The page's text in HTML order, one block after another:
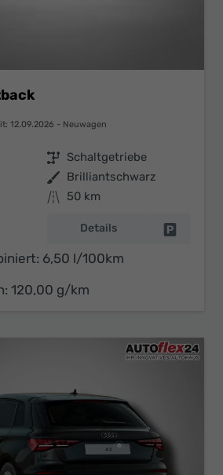
12.09.2026 Neuwagen
Getriebe Schaltgetriebe
Außenfarbe Brilliantschwarz
Kilometerstand 50 km
Details
6,50 l/100km
120,00 g/km